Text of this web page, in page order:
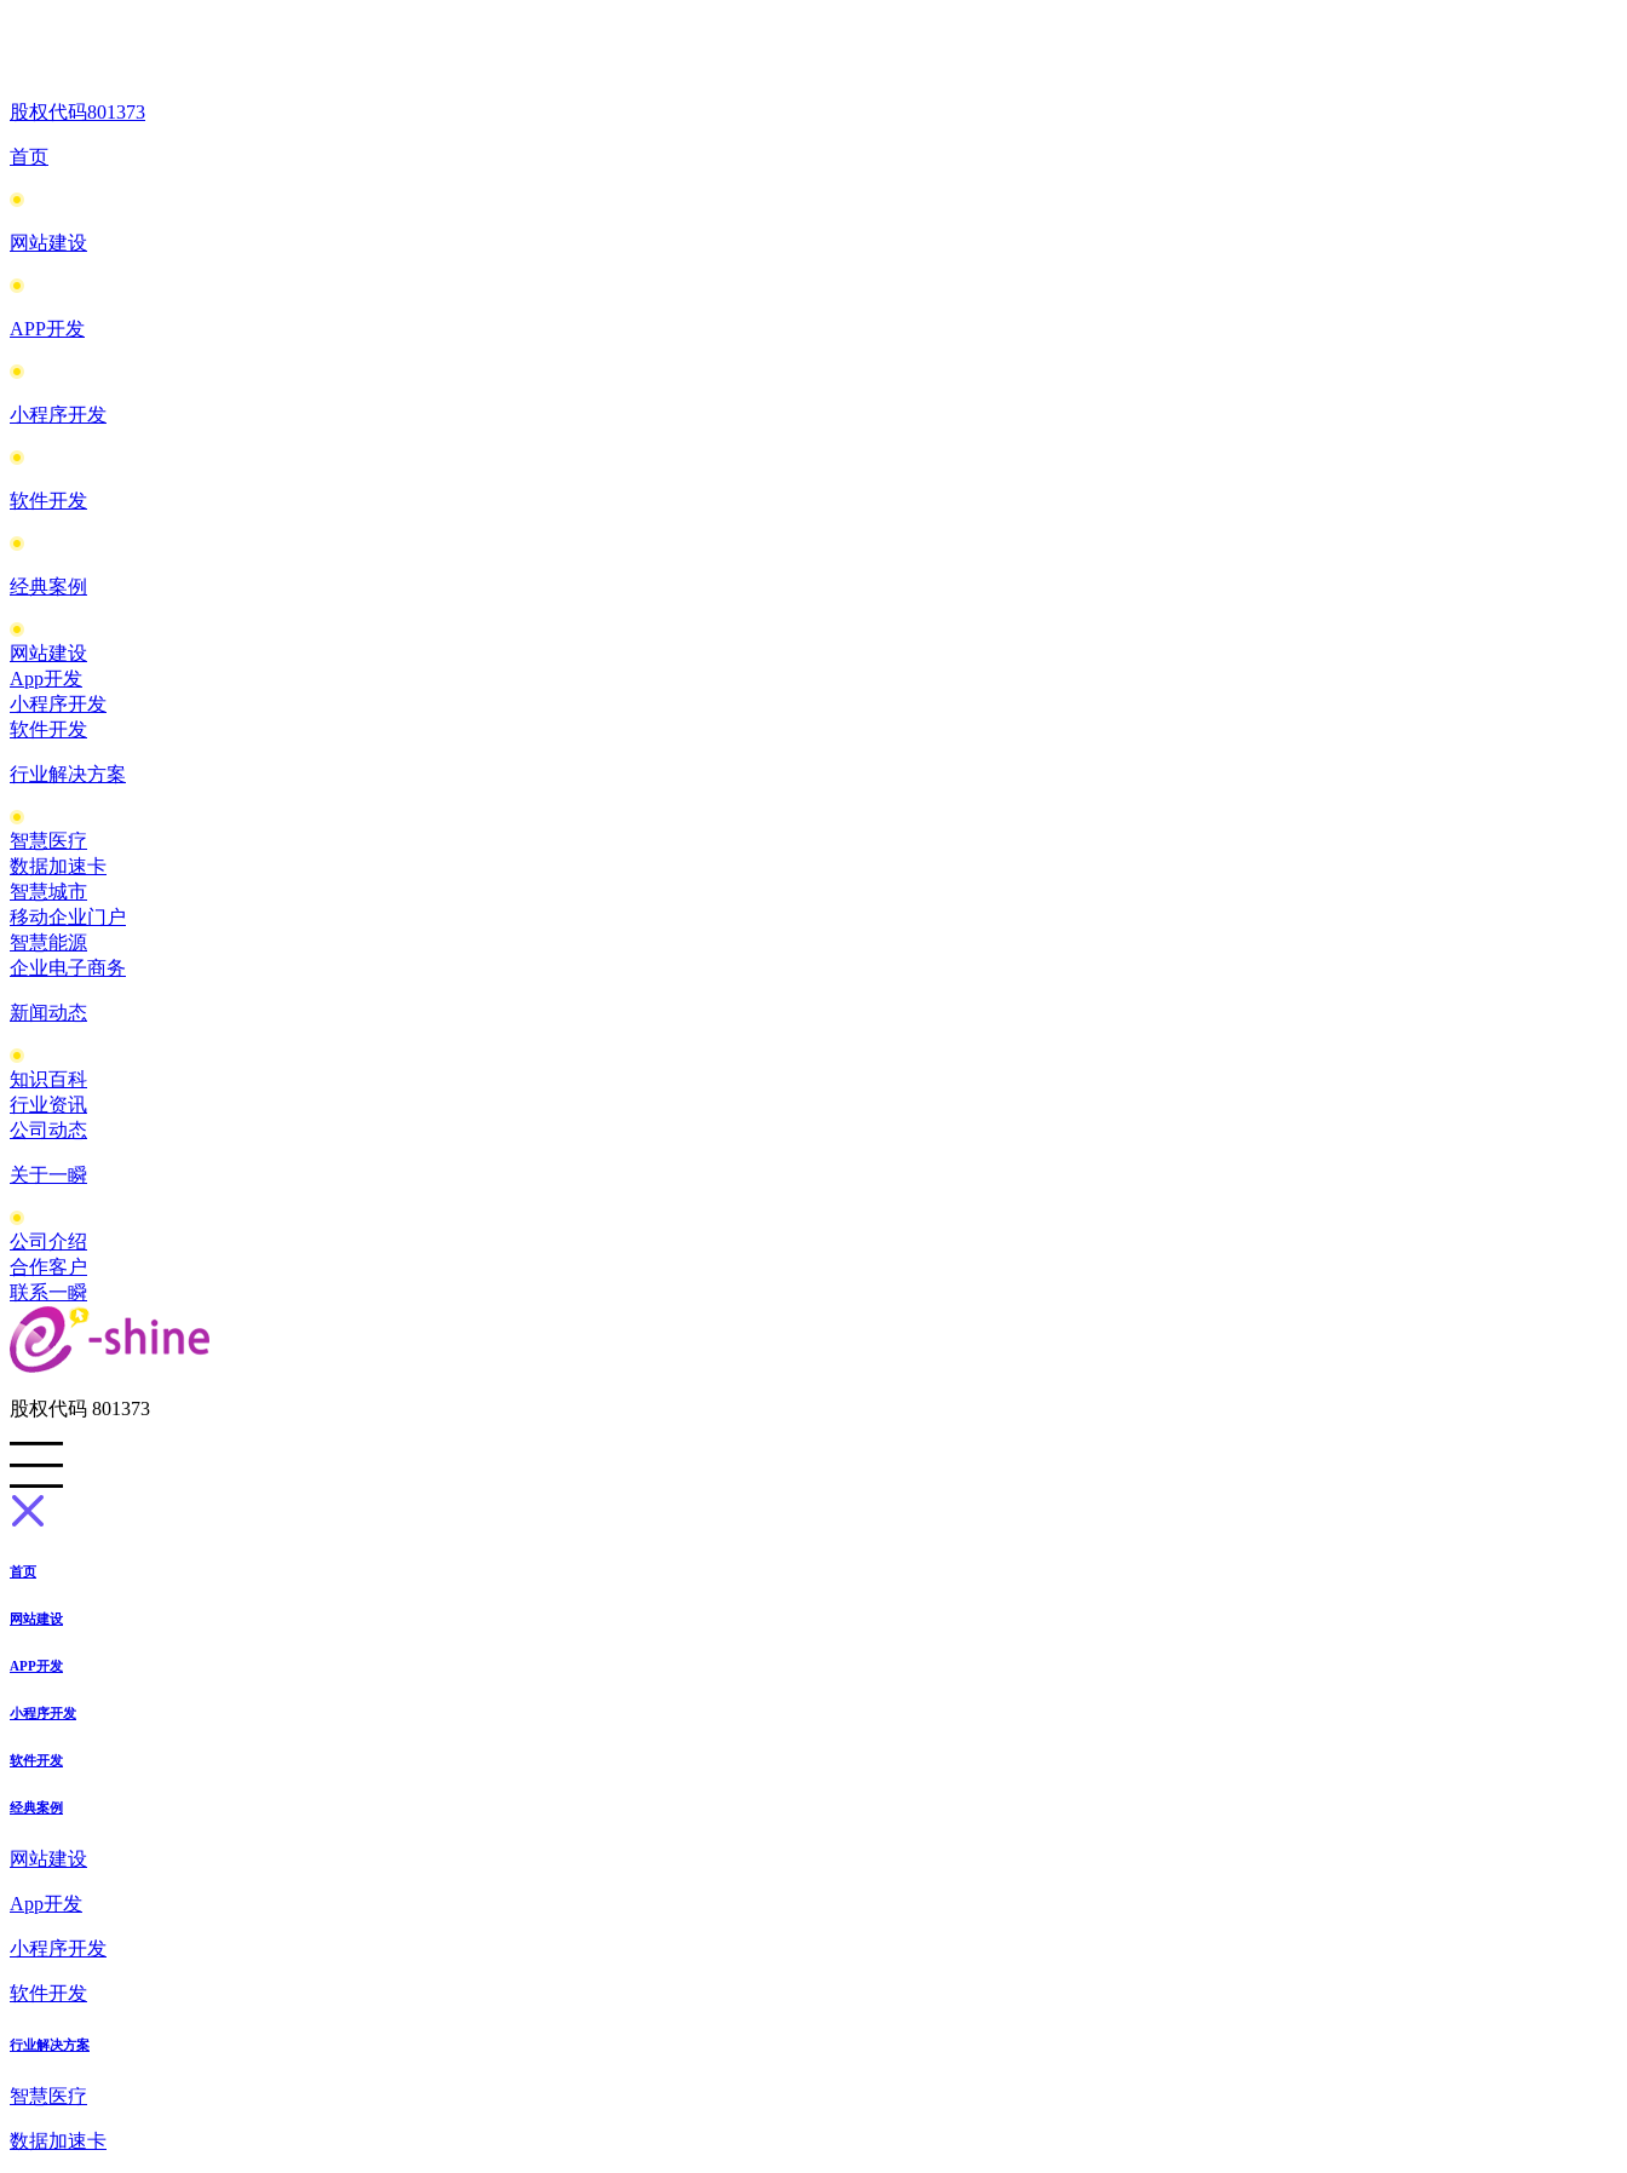
股权代码801373
首页
网站建设
APP开发
小程序开发
软件开发
经典案例
网站建设
App开发
小程序开发
软件开发
行业解决方案
智慧医疗
数据加速卡
智慧城市
移动企业门户
智慧能源
企业电子商务
新闻动态
知识百科
行业资讯
公司动态
关于一瞬
公司介绍
合作客户
联系一瞬
股权代码 801373
首页
网站建设
APP开发
小程序开发
软件开发
经典案例
网站建设
App开发
小程序开发
软件开发
行业解决方案
智慧医疗
数据加速卡